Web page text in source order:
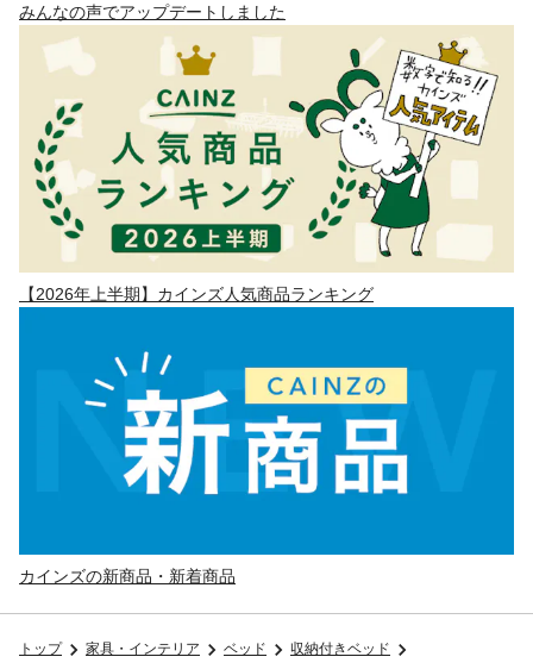
みんなの声でアップデートしました
【2026年上半期】カインズ人気商品ランキング
カインズの新商品・新着商品
トップ 家具・インテリア ベッド
収納付きベッド